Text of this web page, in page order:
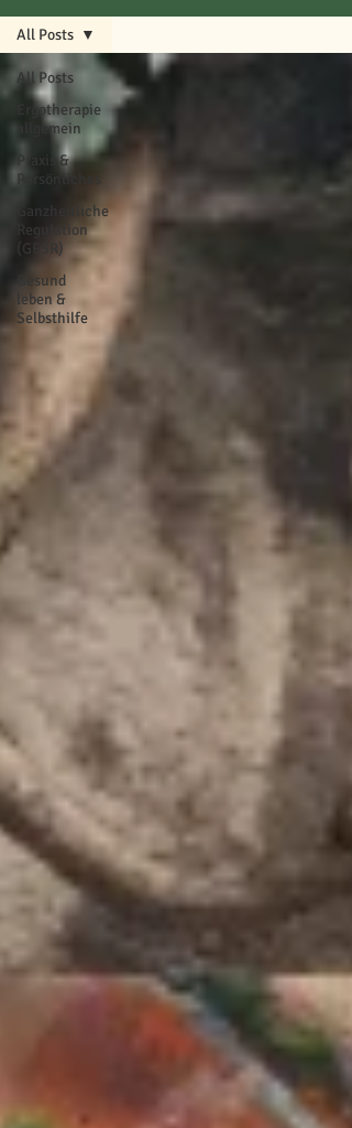
All Posts
Ergotherapie
allgemein
Praxis &
Persönliches
Ganzheitliche
Regulation
(GESR)
Gesund
leben &
Selbsthilfe
All Posts